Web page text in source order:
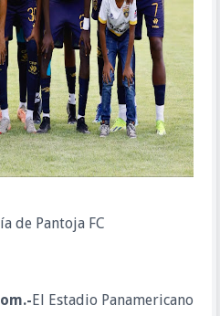
de Pantoja FC
El Estadio Panamericano